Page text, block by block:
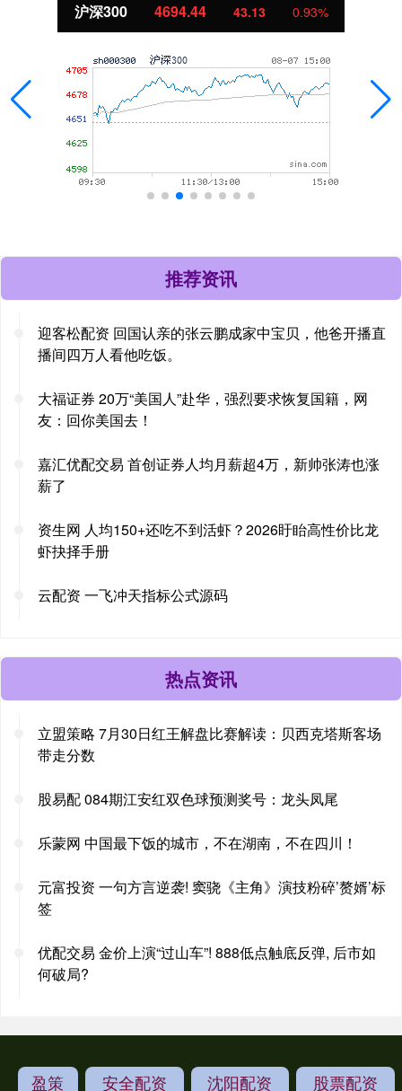
北证50 1134.24 11.37
推荐资讯
迎客松配资 回国认亲的张云鹏成家中宝贝，他爸开播直
播间四万人看他吃饭。
大福证券 20万“美国人”赴华，强烈要求恢复国籍，网
友：回你美国去！
嘉汇优配交易 首创证券人均月薪超4万，新帅张涛也涨
薪了
资生网 人均150+还吃不到活虾？2026盱眙高性价比龙
虾抉择手册
云配资 一飞冲天指标公式源码
热点资讯
立盟策略 7月30日红王解盘比赛解读：贝西克塔斯客场
带走分数
股易配 084期江安红双色球预测奖号：龙头凤尾
乐蒙网 中国最下饭的城市，不在湖南，不在四川！
元富投资 一句方言逆袭! 窦骁《主角》演技粉碎’赘婿’标
签
优配交易 金价上演“过山车”! 888低点触底反弹, 后市如
何破局?
盈策 安全配资 沈阳配资 股票配资